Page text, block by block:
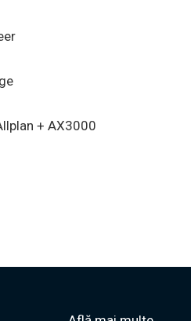
+ AX3000